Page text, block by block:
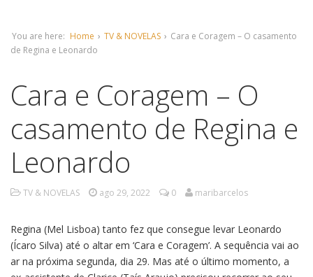
You are here: Home › TV & NOVELAS › Cara e Coragem – O casamento
de Regina e Leonardo
Cara e Coragem – O
casamento de Regina e
Leonardo
TV & NOVELAS ago 29, 2022 0 maribarcelos
Regina (Mel Lisboa) tanto fez que consegue levar Leonardo
(Ícaro Silva) até o altar em ‘Cara e Coragem’. A sequência vai ao
ar na próxima segunda, dia 29. Mas até o último momento, a